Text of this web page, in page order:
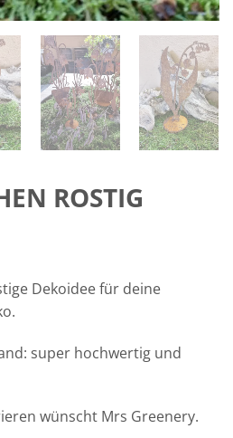
ROSTIG
Dekoidee für deine
super hochwertig und
wünscht Mrs Greenery.